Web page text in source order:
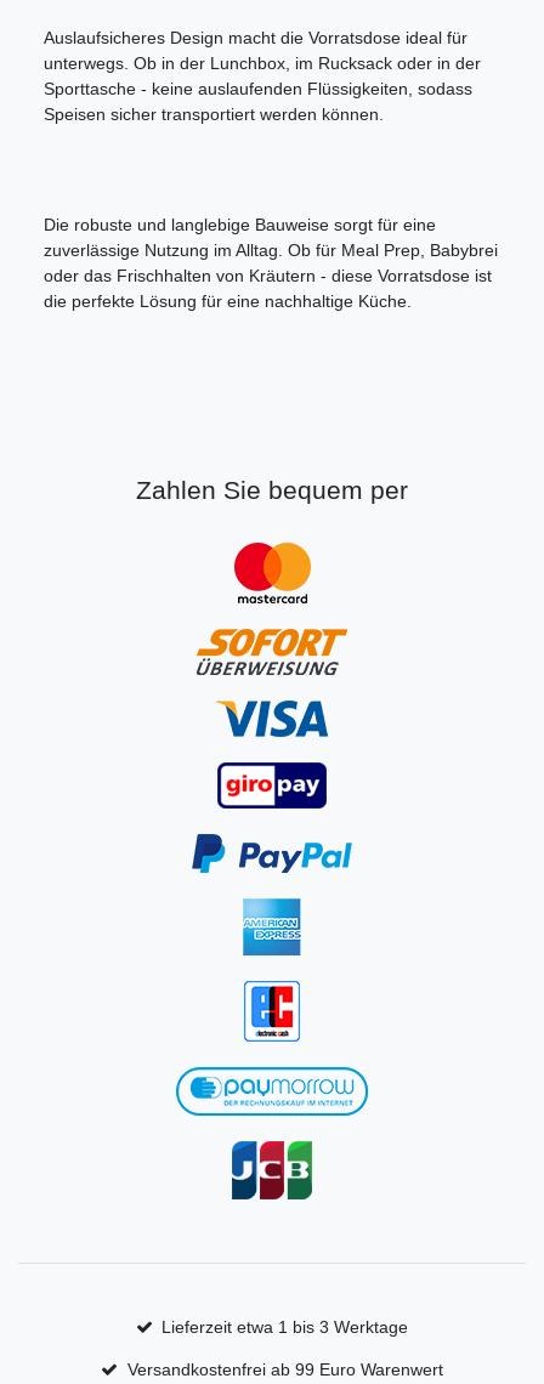
Auslaufsicheres Design macht die Vorratsdose ideal für
unterwegs. Ob in der Lunchbox, im Rucksack oder in der
Sporttasche - keine auslaufenden Flüssigkeiten, sodass
Speisen sicher transportiert werden können.
Die robuste und langlebige Bauweise sorgt für eine
zuverlässige Nutzung im Alltag. Ob für Meal Prep, Babybrei
oder das Frischhalten von Kräutern - diese Vorratsdose ist
die perfekte Lösung für eine nachhaltige Küche.
Zahlen Sie bequem per
Lieferzeit etwa 1 bis 3 Werktage
Versandkostenfrei ab 99 Euro Warenwert